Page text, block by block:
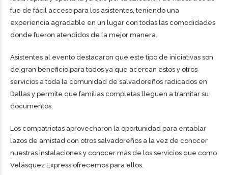
fue de fácil acceso para los asistentes, teniendo una
experiencia agradable en un lugar con todas las comodidades
donde fueron atendidos de la mejor manera.
Asistentes al evento destacaron que este tipo de iniciativas son
de gran beneficio para todos ya que acercan estos y otros
servicios a toda la comunidad de salvadoreños radicados en
Dallas y permite que familias completas lleguen a tramitar su
documentos.
Los compatriotas aprovecharon la oportunidad para entablar
lazos de amistad con otros salvadoreños a la vez de conocer
nuestras instalaciones y conocer más de los servicios que como
Velásquez Express ofrecemos para ellos.